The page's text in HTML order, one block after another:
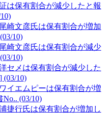
は保有割合が減少したと報
崎文彦氏は保有割合が増加
10)
崎文彦氏は保有割合が減少
10)
セメは保有割合が減少した
(03/10)
イエムピーは保有割合が増
(03/10)
捷行氏は保有割合が増加し